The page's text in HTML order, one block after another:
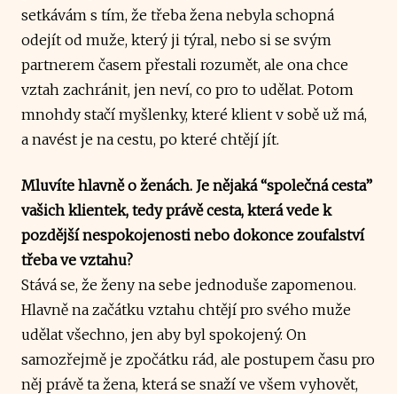
setkávám s tím, že třeba žena nebyla schopná
odejít od muže, který ji týral, nebo si se svým
partnerem časem přestali rozumět, ale ona chce
vztah zachránit, jen neví, co pro to udělat. Potom
mnohdy stačí myšlenky, které klient v sobě už má,
a navést je na cestu, po které chtějí jít.
Mluvíte hlavně o ženách. Je nějaká “společná cesta”
vašich klientek, tedy právě cesta, která vede k
pozdější nespokojenosti nebo dokonce zoufalství
třeba ve vztahu?
Stává se, že ženy na sebe jednoduše zapomenou.
Hlavně na začátku vztahu chtějí pro svého muže
udělat všechno, jen aby byl spokojený. On
samozřejmě je zpočátku rád, ale postupem času pro
něj právě ta žena, která se snaží ve všem vyhovět,